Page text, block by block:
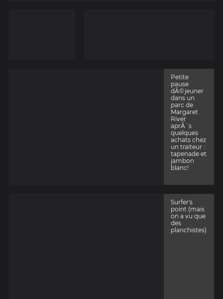
Petite
pause
dÃ©jeuner
dans un
parc de
Margaret
River
aprÃ¨s
quelques
achats chez
un traiteur :
tapenade et
jambon
blanc!
Surfer's
point (mais
on a vu que
des
planchistes)